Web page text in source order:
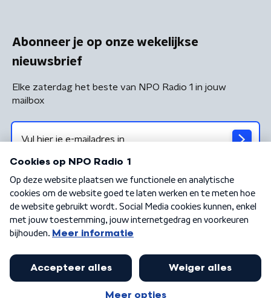
Abonneer je op onze wekelijkse
nieuwsbrief
Elke zaterdag het beste van NPO Radio 1 in jouw
mailbox
Algemene voorwaarden